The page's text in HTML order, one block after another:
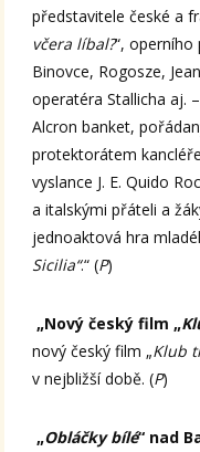
představitele české a
včera líbal?“, operního
Binovce, Rogosze,
operatéra Stallicha aj.
Alcron banket,
protektorátem
vyslance J. E. Quido
a italskými přáteli a
jednoaktová hra
Sicilia“.“ (P)
„Nový český film „
nový český film „Klub
v nejbližší době. (P)
„Obláčky bílé“ nad